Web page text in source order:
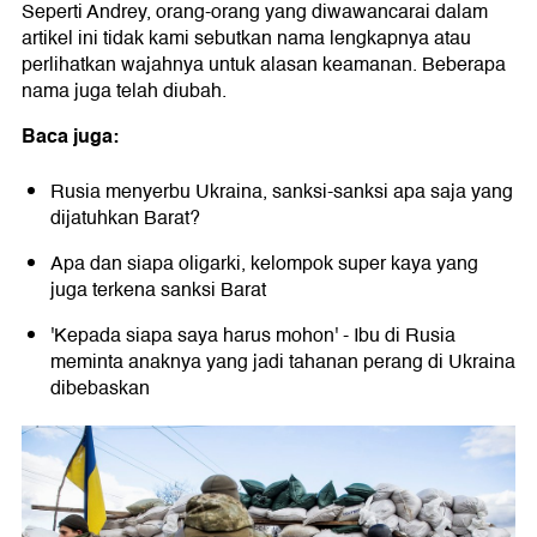
Seperti Andrey, orang-orang yang diwawancarai dalam
artikel ini tidak kami sebutkan nama lengkapnya atau
perlihatkan wajahnya untuk alasan keamanan. Beberapa
nama juga telah diubah.
Baca juga:
Rusia menyerbu Ukraina, sanksi-sanksi apa saja yang
dijatuhkan Barat?
Apa dan siapa oligarki, kelompok super kaya yang
juga terkena sanksi Barat
'Kepada siapa saya harus mohon' - Ibu di Rusia
meminta anaknya yang jadi tahanan perang di Ukraina
dibebaskan